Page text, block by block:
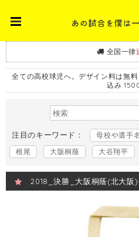
全国一律
全ての高校球児へ。デザイン料は無
込み
注目のキーワード： 母校や選手
根尾
大阪桐蔭 大谷翔平
2018_決勝_大阪桐蔭(北大阪